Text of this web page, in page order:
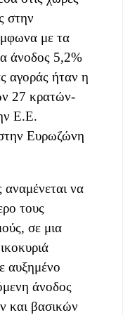
στην
με τα
άνοδος 5,2%
αγοράς ήταν η
27 κρατών-
Ε.Ε.
Ευρωζώνη
αναμένεται να
τους
σε μια
αυξημένο
άνοδος
και βασικών